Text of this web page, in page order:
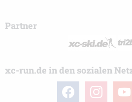
Partner
xc-run.de in den sozialen
facebook instagram